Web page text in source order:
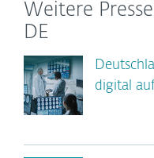
Weitere
DE
digital auf